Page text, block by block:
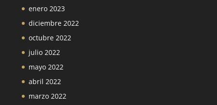
enero 2023
diciembre 2022
octubre 2022
julio 2022
mayo 2022
abril 2022
marzo 2022